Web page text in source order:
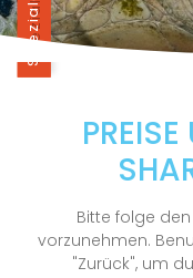
Bitte folge
vorzunehmen.
"Zurück", um